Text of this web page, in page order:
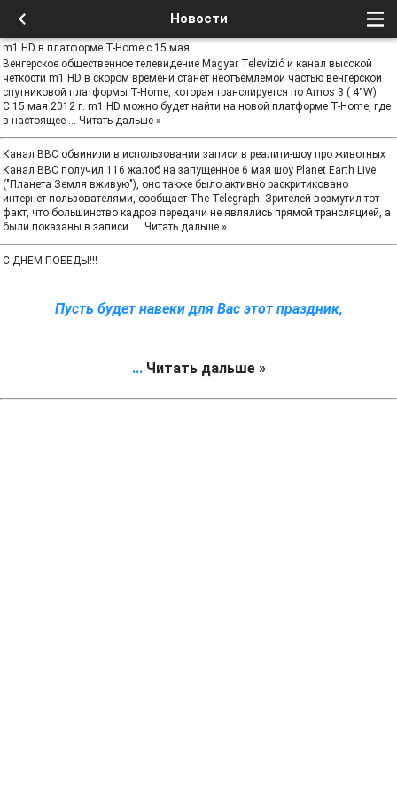
Новости
m1 HD в платформе T-Home с 15 мая
Венгерское общественное телевидение Magyar Televízió и канал высокой
четкости m1 HD в скором времени станет неотъемлемой частью венгерской
спутниковой платформы T-Home, которая транслируется по Amos 3 ( 4°W).
С 15 мая 2012 г. m1 HD можно будет найти на новой платформе T-Home, где
в настоящее ... Читать дальше »
Канал BBC обвинили в использовании записи в реалити-шоу про животных
Канал BBC получил 116 жалоб на запущенное 6 мая шоу Planet Earth Live
("Планета Земля вживую"), оно также было активно раскритиковано
интернет-пользователями, сообщает The Telegraph. Зрителей возмутил тот
факт, что большинство кадров передачи не являлись прямой трансляцией, а
были показаны в записи. ... Читать дальше »
С ДНЕМ ПОБЕДЫ!!!
Пусть будет навеки для Вас этот праздник,
... Читать дальше »